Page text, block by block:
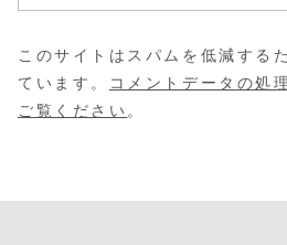
このサイトはスパムを低減す
ています。
コメントデータの処
ご覧ください 。